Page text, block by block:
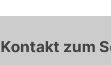
Kontakt zum